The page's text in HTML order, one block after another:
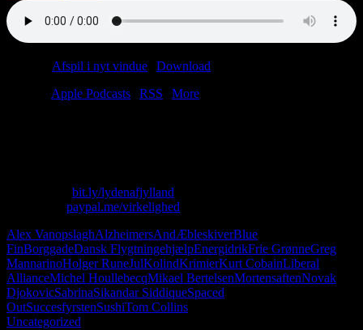
Afspil i nyt vindue Download
Apple Podcasts RSS
More
bit.ly/lydenafjylland
paypal.me/virkelighed
Alex VanopslaghAlzheimersAndÆbleskiverBlue
FinBorggadeDansk FlygtningehjælpEnergidrikFrie GrønneGreg
MannarinoHolger RuneJulKolindKrimierKurt CobainLiberal
AllianceMichel HoullebecqMikael BertelsenMortensaftenNovak
DjokovicSabrinaSikandar SiddiqueSpaced
OutSuccesfyrstenSushiTom Collins
Uncategorized